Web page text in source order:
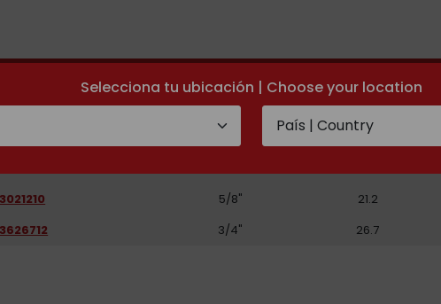
Selecciona tu ubicación | Choose your location
5/16" 13.2
13.2
5/8" 21.2
3/4" 26.7